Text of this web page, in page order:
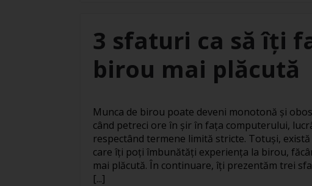
3 sfaturi ca să îți
birou mai plăcută
Munca de birou poate deveni monotonă și
când petreci ore în șir în fața computerului,
respectând termene limită stricte. Totuși,
care îți poți îmbunătăți experiența la birou,
mai plăcută. În continuare, îți prezentăm trei
[...]